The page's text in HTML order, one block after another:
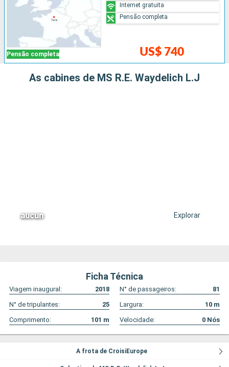
Pensão completa US$ 740
Internet gratuita
Pensão completa
As cabines de MS R.E. Waydelich L.J
aucun Explorar
Ficha Técnica
Viagem inaugural: 2018 N° de passageiros:
81
N° de tripulantes:
25 Largura: 10 m
Comprimento:
101 m Velocidade: 0 Nós
A frota de CroisiEurope